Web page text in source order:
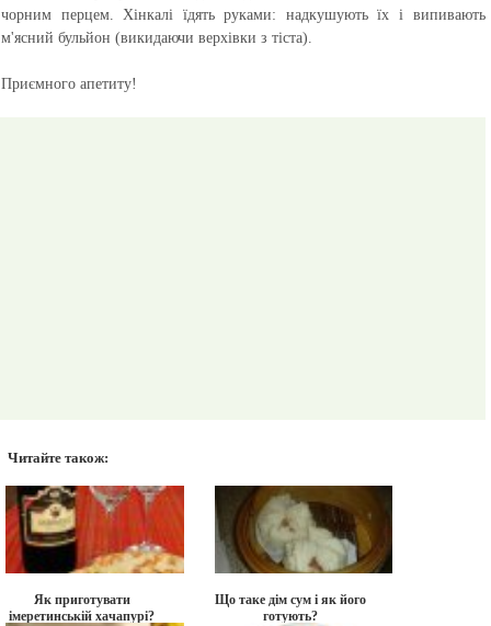
чорним перцем. Хінкалі їдять руками: надкушують їх і випивають
м'ясний бульйон (викидаючи верхівки з тіста).
Приємного апетиту!
Читайте також:
Як приготувати
імеретинській хачапурі?
Що таке дім сум і як його
готують?